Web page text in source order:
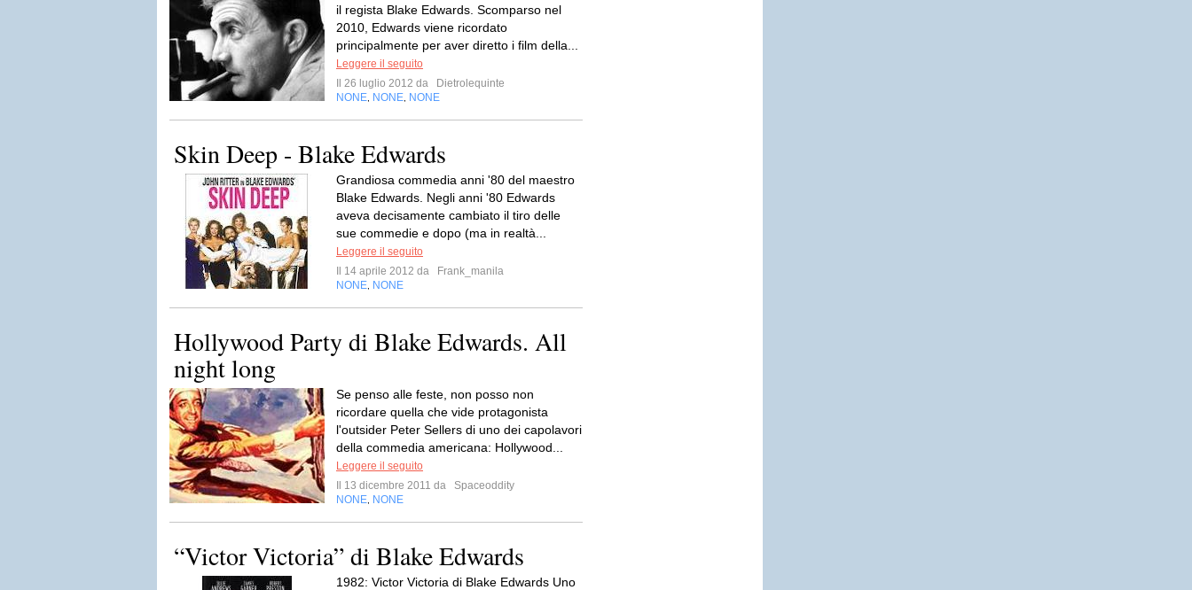
il regista Blake Edwards. Scomparso nel
2010, Edwards viene ricordato
principalmente per aver diretto i film della...
Leggere il seguito
Il 26 luglio 2012 da
Dietrolequinte
NONE NONE NONE
Skin Deep - Blake Edwards
Grandiosa commedia anni '80 del maestro
Blake Edwards. Negli anni '80 Edwards
aveva decisamente cambiato il tiro delle
sue commedie e dopo (ma in realtà...
Leggere il seguito
Il 14 aprile 2012 da
Frank_manila
NONE NONE
Hollywood Party di Blake Edwards. All
night long
Se penso alle feste, non posso non
ricordare quella che vide protagonista
l'outsider Peter Sellers di uno dei capolavori
della commedia americana: Hollywood...
Leggere il seguito
Il 13 dicembre 2011 da
Spaceoddity
NONE NONE
“Victor Victoria” di Blake Edwards
1982: Victor Victoria di Blake Edwards Uno